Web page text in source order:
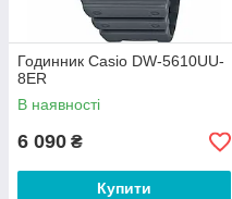
Годинник Casio DW-5610UU-
8ER
В наявності
6 090 ₴
Купити